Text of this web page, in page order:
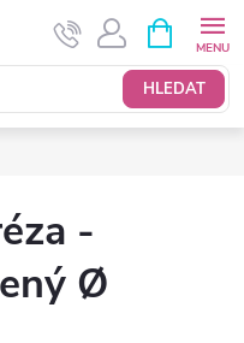
HLEDAT
NÁKUPNÍ
KOŠÍK
-
Ø